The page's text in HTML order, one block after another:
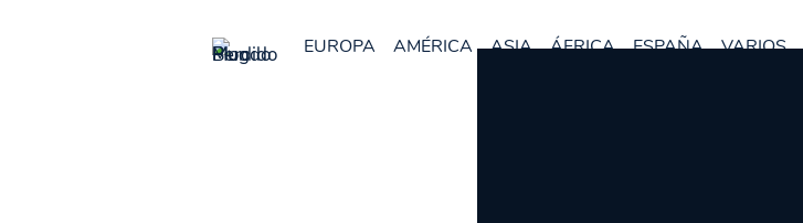
EUROPA AMÉRICA ASIA ÁFRICA ESPAÑA VARIOS